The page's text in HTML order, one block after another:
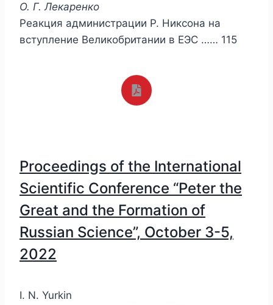
О. Г. Лекаренко
Реакция администрации Р. Никсона на
вступление Великобритании в ЕЭС …… 115
Proceedings of the International
Scientific Conference “Peter the
Great and the Formation of
Russian Science”, October 3-5,
2022
I. N. Yurkin